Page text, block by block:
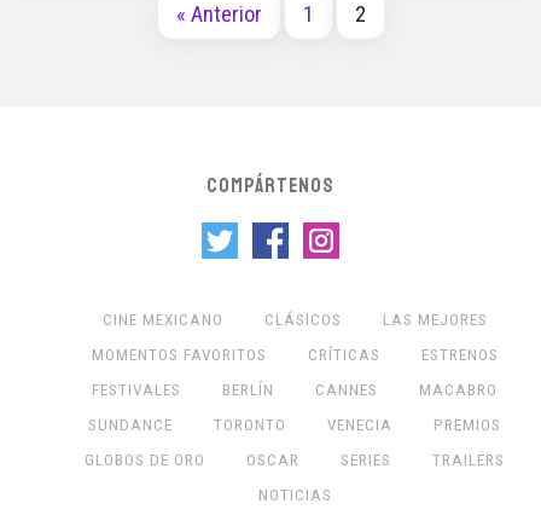
« Anterior 1 2
COMPÁRTENOS
CINE MEXICANO CLÁSICOS
LAS MEJORES
MOMENTOS FAVORITOS
CRÍTICAS
ESTRENOS
FESTIVALES
BERLÍN CANNES
MACABRO
SUNDANCE
TORONTO VENECIA
PREMIOS
GLOBOS DE ORO
OSCAR SERIES
TRAILERS
NOTICIAS